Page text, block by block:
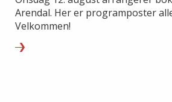
Arendal. Her er programposter
Velkommen!